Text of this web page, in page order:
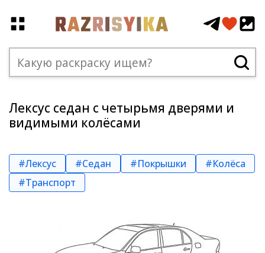
Лексус седан с четырьмя дверями и
видимыми колёсами
#Лексус #Седан #Покрышки
#Колёса
#Транспорт